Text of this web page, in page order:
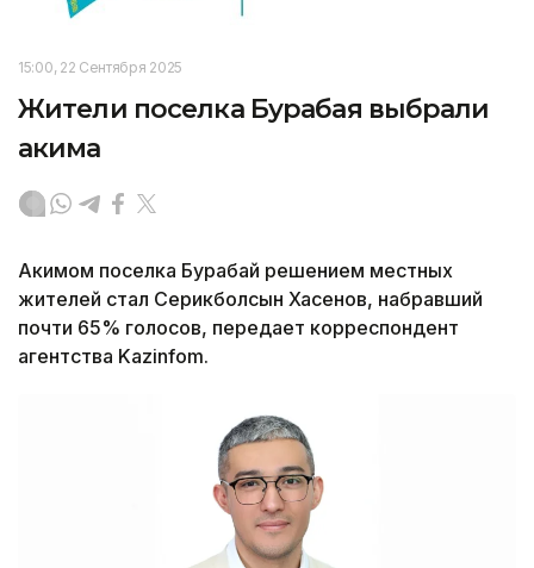
15:00, 22 Сентября 2025
Жители поселка Бурабая выбрали
акима
Акимом поселка Бурабай решением местных
жителей стал Серикболсын Хасенов, набравший
почти 65% голосов, передает корреспондент
агентства Kazinfom.